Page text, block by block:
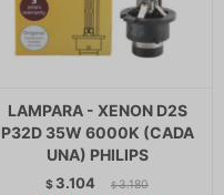
LAMPARA - XENON D2S
P32D 35W 6000K (CADA
UNA) PHILIPS
$ 3.104 $ 3.180